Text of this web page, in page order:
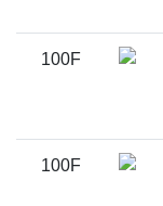
100F
100F